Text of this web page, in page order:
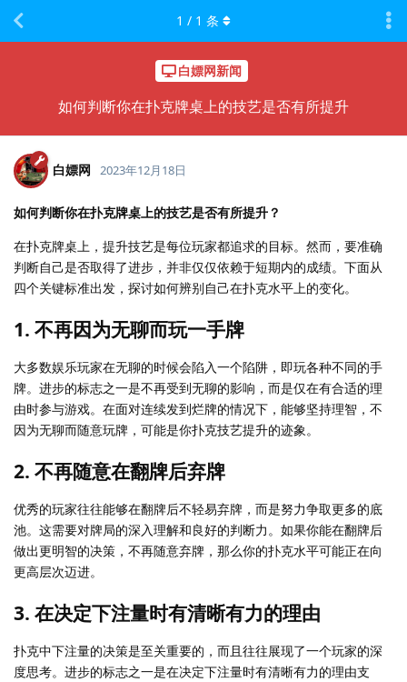
白嫖网新闻
如何判断你在扑克牌桌上的技艺是否有所提升
1 / 1 条
白嫖网 2023年12月18日
如何判断你在扑克牌桌上的技艺是否有所提升？
在扑克牌桌上，提升技艺是每位玩家都追求的目标。然而，要准确
判断自己是否取得了进步，并非仅仅依赖于短期内的成绩。下面从
四个关键标准出发，探讨如何辨别自己在扑克水平上的变化。
1. 不再因为无聊而玩一手牌
大多数娱乐玩家在无聊的时候会陷入一个陷阱，即玩各种不同的手
牌。进步的标志之一是不再受到无聊的影响，而是仅在有合适的理
由时参与游戏。在面对连续发到烂牌的情况下，能够坚持理智，不
因为无聊而随意玩牌，可能是你扑克技艺提升的迹象。
2. 不再随意在翻牌后弃牌
优秀的玩家往往能够在翻牌后不轻易弃牌，而是努力争取更多的底
池。这需要对牌局的深入理解和良好的判断力。如果你能在翻牌后
做出更明智的决策，不再随意弃牌，那么你的扑克水平可能正在向
更高层次迈进。
3. 在决定下注量时有清晰有力的理由
扑克中下注量的决策是至关重要的，而且往往展现了一个玩家的深
度思考。进步的标志之一是在决定下注量时有清晰有力的理由支